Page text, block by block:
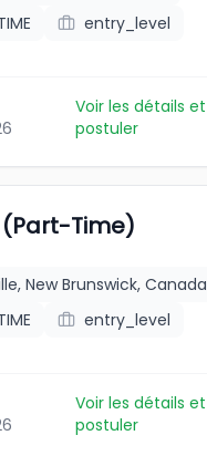
entry_level
Voir les détails et
postuler
Time)
New Brunswick, Canada
entry_level
Voir les détails et
postuler